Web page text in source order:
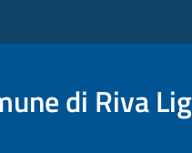
di Riva